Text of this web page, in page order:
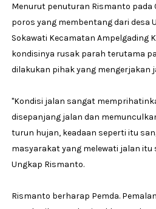
Menurut penuturan Rismanto pada
poros yang membentang dari desa
Sokawati Kecamatan Ampelgading
kondisinya rusak parah terutama
dilakukan pihak yang mengerjakan
"Kondisi jalan sangat
disepanjang jalan dan
turun hujan, keadaan seperti itu
masyarakat yang melewati jalan itu
Ungkap Rismanto.
Rismanto berharap Pemda.